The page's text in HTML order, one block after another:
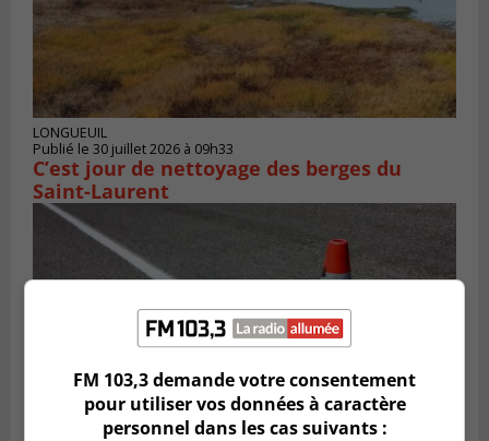
LONGUEUIL
Publié le 30 juillet 2026 à 09h33
C’est jour de nettoyage des berges du
Saint-Laurent
FM 103,3 demande votre consentement
pour utiliser vos données à caractère
personnel dans les cas suivants :